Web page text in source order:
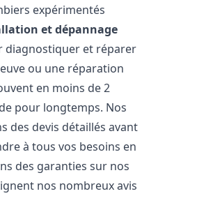
expérimentés
et dépannage
diagnostiquer et réparer
ou une réparation
en moins de 2
pour longtemps. Nos
des devis détaillés avant
à tous vos besoins en
des garanties sur nos
nos nombreux avis